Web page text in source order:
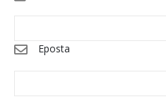
Eposta